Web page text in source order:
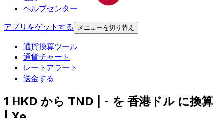
ヘルプセンター
アプリをゲットする
メニューを切り替え
通貨換算ツール
通貨チャート
レートアラート
送金する
1 HKD から TND | - を 香港ドル に換算